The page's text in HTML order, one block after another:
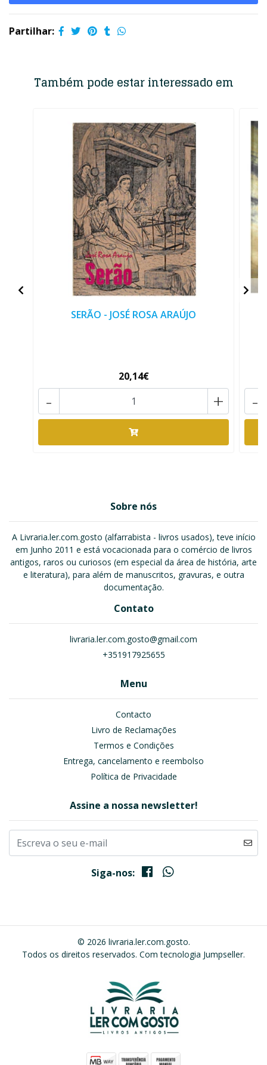
Partilhar:
Também pode estar interessado em
SERÃO - JOSÉ ROSA ARAÚJO
20,14€
+
- -
Sobre nós
A Livraria.ler.com.gosto (alfarrabista - livros usados), teve início
em Junho 2011 e está vocacionada para o comércio de livros
antigos, raros ou curiosos (em especial da área de história, arte
e literatura), para além de manuscritos, gravuras, e outra
documentação.
Contato
livraria.ler.com.gosto@gmail.com
+351917925655
Menu
Contacto
Livro de Reclamações
Termos e Condições
Entrega, cancelamento e reembolso
Política de Privacidade
Assine a nossa newsletter!
Siga-nos:
© 2026 livraria.ler.com.gosto.
Todos os direitos reservados. Com tecnologia Jumpseller.